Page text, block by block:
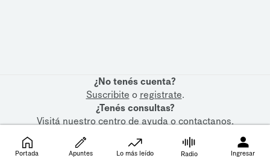
¿No tenés cuenta?
Suscribite o registrate.
¿Tenés consultas?
Visitá nuestrocentro de ayudaocontactanos.
Portada Apuntes Lo más leído Radio Ingresar